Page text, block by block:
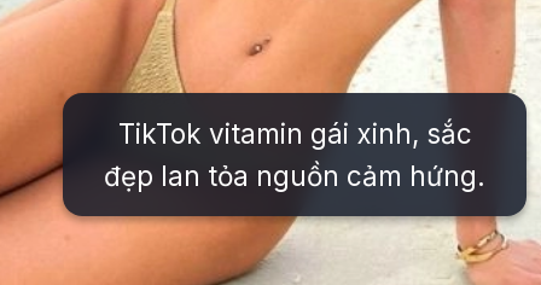
TikTok vitamin gái xinh, sắc
đẹp lan tỏa nguồn cảm hứng.